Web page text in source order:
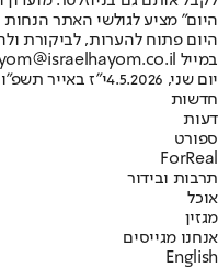
היום" מציע לגולשי האתר
היום פתוח להערות, לביקורת
במייל hayom@israelhayom.co.il.
יום שני, 4.5.2026
י"ז באייר תשפ"ו
חדשות
דעות
ספורט
ForReal
תרבות ובידור
אוכל
מגזין
אנחנו מגייסים
English